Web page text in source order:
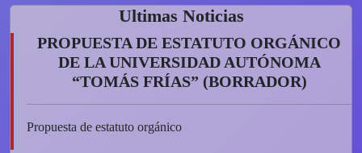
Ultimas Noticias
PROPUESTA DE ESTATUTO ORGÁNICO
DE LA UNIVERSIDAD AUTÓNOMA
“TOMÁS FRÍAS” (BORRADOR)
Propuesta de estatuto orgánico